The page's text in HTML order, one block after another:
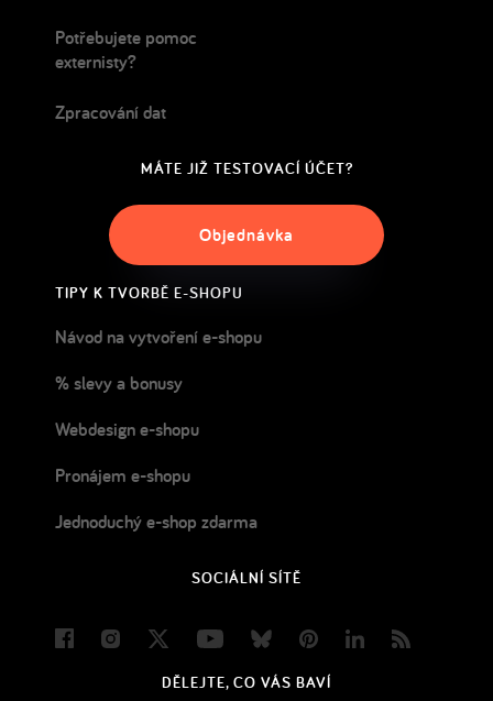
Potřebujete pomoc
externisty?
Zpracování dat
MÁTE JIŽ TESTOVACÍ ÚČET?
Objednávka
TIPY K TVORBĚ E-SHOPU
Návod na vytvoření e-shopu
% slevy a bonusy
Webdesign e-shopu
Pronájem e-shopu
Jednoduchý e-shop zdarma
SOCIÁLNÍ SÍTĚ
FacebookInstagram
Twitter YoutubeBlueskyPinterestLinkedIn
DĚLEJTE, CO VÁS BAVÍ